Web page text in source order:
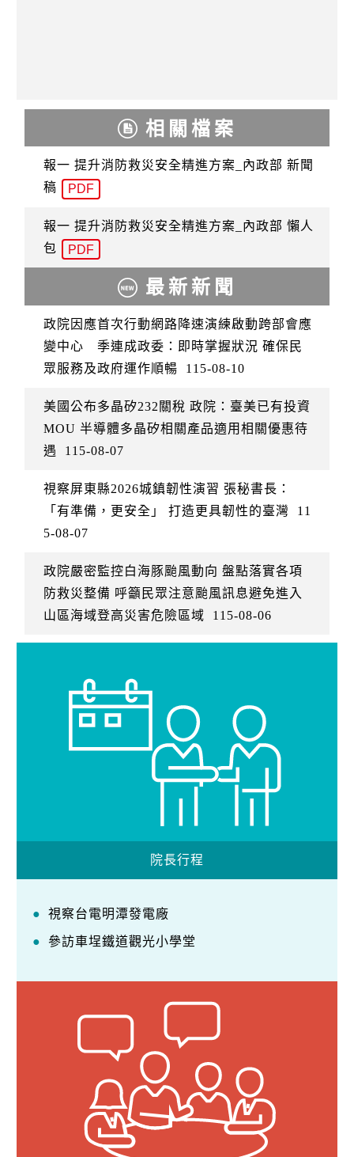
相關檔案
報一 提升消防救災安全精進方案_內政部 新聞
稿
PDF
報一 提升消防救災安全精進方案_內政部 懶人
包
PDF
最新新聞
政院因應首次行動網路降速演練啟動跨部會應
變中心 季連成政委：即時掌握狀況 確保民
眾服務及政府運作順暢
115-08-10
美國公布多晶矽232關稅 政院：臺美已有投資
MOU 半導體多晶矽相關產品適用相關優惠待
遇
115-08-07
視察屏東縣2026城鎮韌性演習 張秘書長：
「有準備，更安全」 打造更具韌性的臺灣
11
5-08-07
政院嚴密監控白海豚颱風動向 盤點落實各項
防救災整備 呼籲民眾注意颱風訊息避免進入
山區海域登高災害危險區域
115-08-06
院長行程
視察台電明潭發電廠
參訪車埕鐵道觀光小學堂